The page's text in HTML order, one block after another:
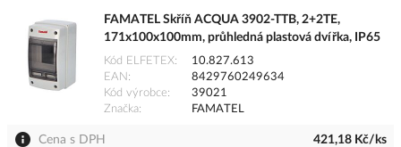
FAMATEL Skříň ACQUA 3902-TTB, 2+2TE,
171x100x100mm, průhledná plastová dvířka, IP65
Kód ELFETEX
10.827.613
EAN
8429760249634
Kód výrobce
39021
Značka
FAMATEL
Cena s DPH 421,18 Kč/ks